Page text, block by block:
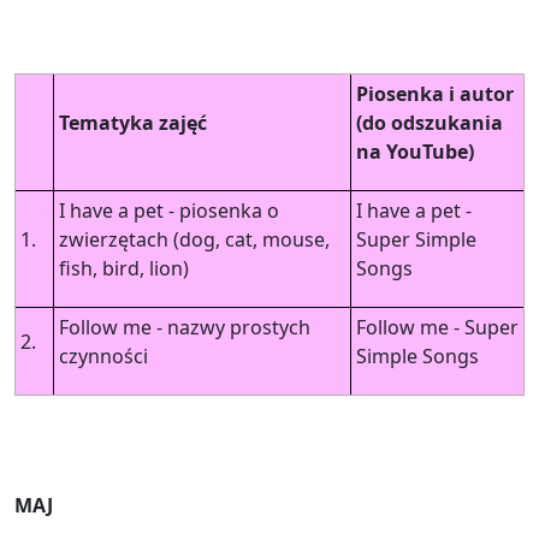
Tematyka zajęć
Piosenka i autor
(do odszukania
na YouTube)
1.
I have a pet - piosenka o
zwierzętach (dog, cat, mouse,
fish, bird, lion)
I have a pet -
Super Simple
Songs
2.
Follow me - nazwy prostych
czynności
Follow me - Super
Simple Songs
MAJ